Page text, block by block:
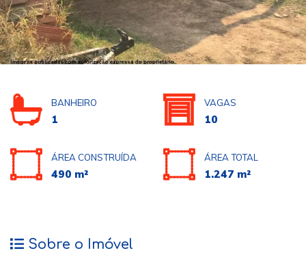
BANHEIRO
1
VAGAS
10
ÁREA CONSTRUÍDA
490 m²
ÁREA TOTAL
1.247 m²
Sobre o Imóvel